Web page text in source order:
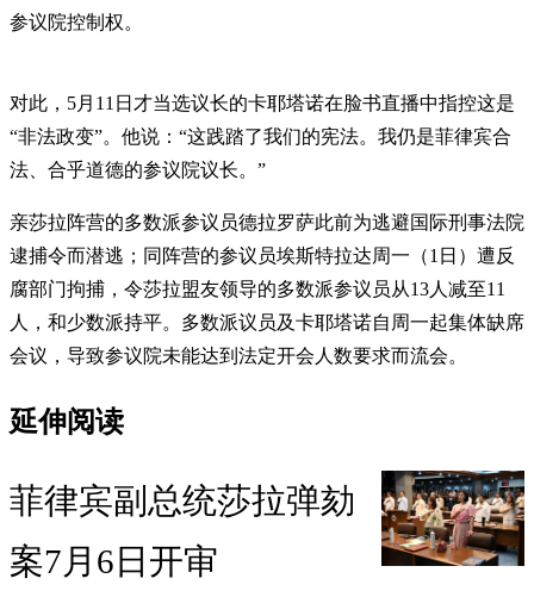
参议院控制权。
对此，5月11日才当选议长的卡耶塔诺在脸书直播中指控这是
“非法政变”。他说：“这践踏了我们的宪法。我仍是菲律宾合
法、合乎道德的参议院议长。”
亲莎拉阵营的多数派参议员德拉罗萨此前为逃避国际刑事法院
逮捕令而潜逃；同阵营的参议员埃斯特拉达周一（1日）遭反
腐部门拘捕，令莎拉盟友领导的多数派参议员从13人减至11
人，和少数派持平。多数派议员及卡耶塔诺自周一起集体缺席
会议，导致参议院未能达到法定开会人数要求而流会。
延伸阅读
菲律宾副总统莎拉弹劾
案7月6日开审